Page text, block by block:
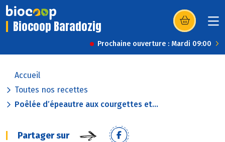
Biocoop Baradozig (s’ouvre dans
Prochaine ouverture : Mardi 09:00
Accueil
Toutes nos recettes
Poêlée d’épeautre aux courgettes et...
Partager sur